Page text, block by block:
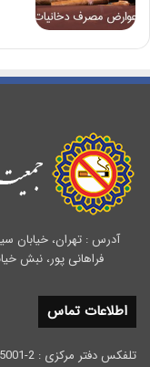
آدرس : تهران، خیابان
فراهانی پور، نبش خیابان هفتم،
اطلاعات تماس
تلفکس دفتر مرکزی : 2-88105001-021